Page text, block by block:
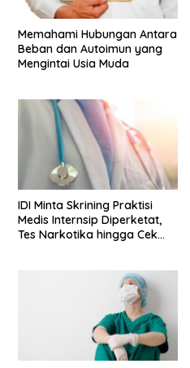
Memahami Hubungan Antara
Beban dan Autoimun yang
Mengintai Usia Muda
IDI Minta Skrining Praktisi
Medis Internsip Diperketat,
Tes Narkotika hingga Cek